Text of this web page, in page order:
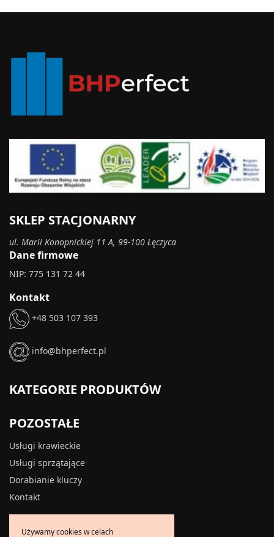
SKLEP STACJONARNY
ul. Marii Konopnickiej 11 A, 99-100 Łęczyca
Dane firmowe
NIP: 775 131 72 44
Kontakt
+48 503 107 393
info@bhperfect.pl
KATEGORIE PRODUKTÓW
POZOSTAŁE
Usługi krawieckie
Usługi sprzątające
Dorabianie kluczy
Kontakt
INFORMACJE
Używamy cookies w celach